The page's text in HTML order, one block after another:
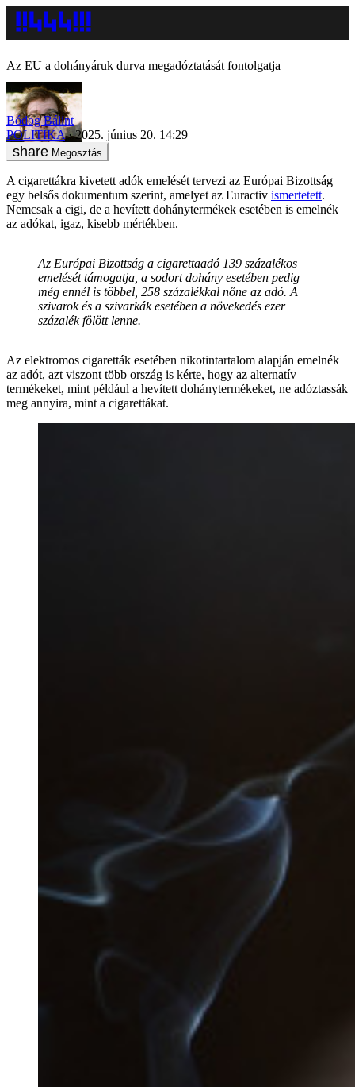
Az EU a dohányáruk durva megadóztatását fontolgatja
Bódog Bálint
POLITIKA
2025. június 20. 14:29
Megosztás
A cigarettákra kivetett adók emelését tervezi az Európai Bizottság
egy belsős dokumentum szerint, amelyet az Euractiv ismertetett.
Nemcsak a cigi, de a hevített dohánytermékek esetében is emelnék
az adókat, igaz, kisebb mértékben.
Az Európai Bizottság a cigarettaadó 139 százalékos
emelését támogatja, a sodort dohány esetében pedig
még ennél is többel, 258 százalékkal nőne az adó. A
szivarok és a szivarkák esetében a növekedés ezer
százalék fölött lenne.
Az elektromos cigaretták esetében nikotintartalom alapján emelnék
az adót, azt viszont több ország is kérte, hogy az alternatív
termékeket, mint például a hevített dohánytermékeket, ne adóztassák
meg annyira, mint a cigarettákat.